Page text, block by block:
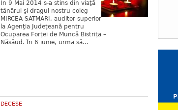
In 9 Mai 2014 s-a stins din viaţă
tânărul şi dragul nostru coleg
MIRCEA SATMARI, auditor superior
la Agenţia Judeţeană pentru
Ocuparea Forţei de Muncă Bistriţa –
Năsăud. În 6 iunie, urma să...
DECESE